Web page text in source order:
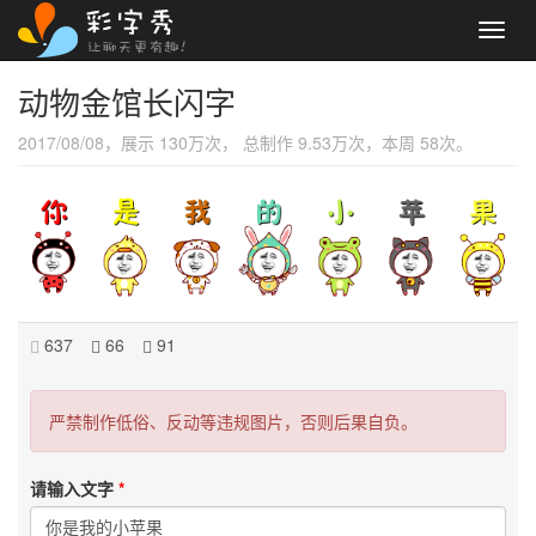
动物金馆长闪字
2017/08/08，展示 130万次， 总制作 9.53万次，本周 58次。
637 66 91
严禁制作低俗、反动等违规图片，否则后果自负。
请输入文字